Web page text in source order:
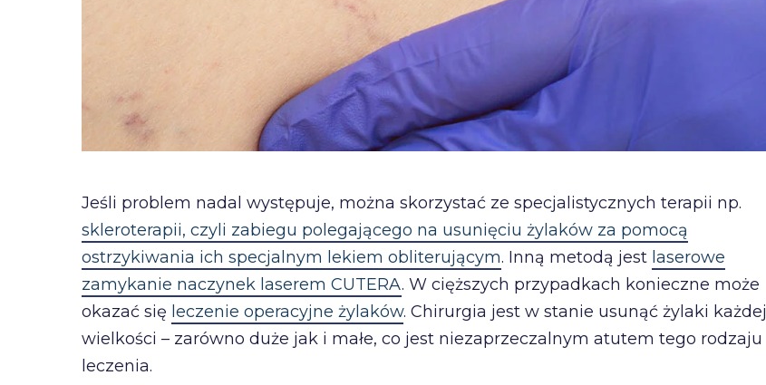
Jeśli problem nadal występuje, można skorzystać ze specjalistycznych terapii np.
skleroterapii, czyli zabiegu polegającego na usunięciu żylaków za pomocą
ostrzykiwania ich specjalnym lekiem obliterującym. Inną metodą jest laserowe
zamykanie naczynek laserem CUTERA. W cięższych przypadkach konieczne może
okazać się leczenie operacyjne żylaków. Chirurgia jest w stanie usunąć żylaki każdej
wielkości – zarówno duże jak i małe, co jest niezaprzeczalnym atutem tego rodzaju
leczenia.